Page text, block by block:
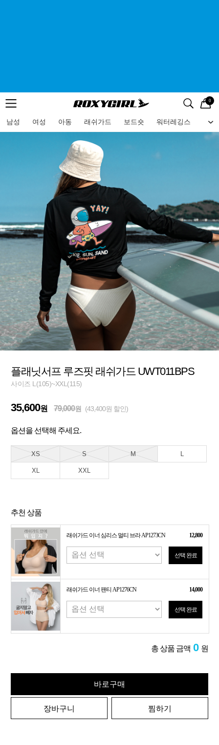
메뉴 검색
로고 0
남성 여성 아동 래쉬가드 보드숏 워터레깅스 비
메뉴
플래닛서프 루즈핏 래쉬가드 UWT011BPS
사이즈 L(105)~XXL(115)
35,600원 79,000원 (43,400원 할인)
옵션을 선택해 주세요.
XS S M L
XL XXL
추천 상품
래쉬가드 이너 심리스 멀티 브라 AP1273CN 12,800
선택 완료
래쉬가드 이너 팬티 AP1276CN 14,000
선택 완료
총 상품 금액 0 원
바로구매
장바구니 찜하기